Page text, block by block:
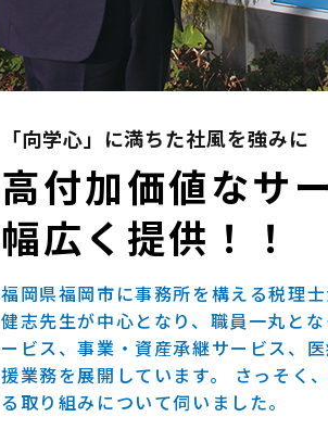
「向学心」に満ちた社風を強みに
高付加価値なサ
幅広く提供！！
福岡県福岡市に事務所を構える税理
健志先生が中心となり、職員一丸と
ービス、事業・資産承継サービス、
援業務を展開しています。 さっそく
る取り組みについて伺いました。